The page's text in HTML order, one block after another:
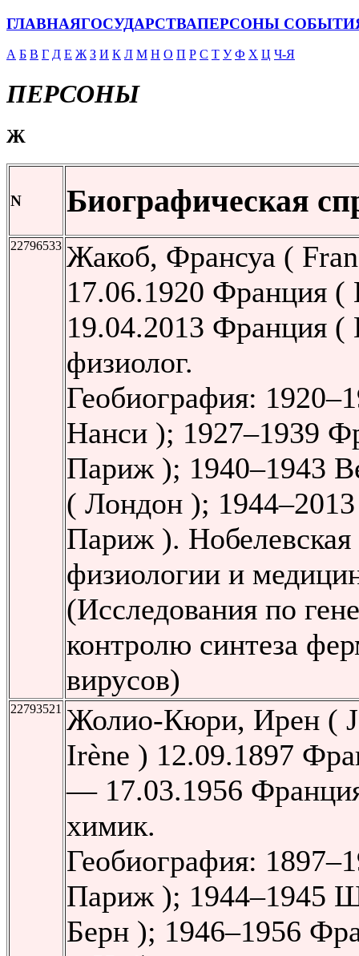
ГЛАВНАЯГОСУДАРСТВАПЕРСОНЫ
А Б В Г Д Е Ж З И К Л М Н О П Р С Т У Ф Х Ц Ч-Я
ПЕРСОНЫ
Ж
N Биографическая
22796533 Жакоб, Франсуа (
17.06.1920 Франция
19.04.2013 Франция
физиолог.
Геобиография:
Нанси ); 1927–1939
Париж ); 1940–1943
( Лондон );
Париж ).
физиологии и
(Исследования по
контролю синтеза
вирусов)
22793521 Жолио-Кюри, Ирен (
Irène ) 12.09.1897
— 17.03.1956
химик.
Геобиография:
Париж ); 1944–1945
Берн ); 1946–1956